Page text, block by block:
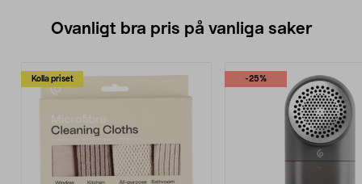
Ovanligt bra pris på vanliga saker
Kolla priset -25%